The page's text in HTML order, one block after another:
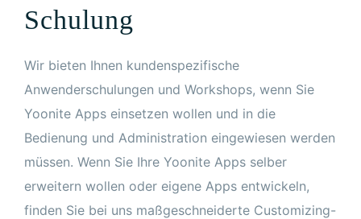
Schulung
Wir bieten Ihnen kundenspezifische
Anwenderschulungen und Workshops, wenn Sie
Yoonite Apps einsetzen wollen und in die
Bedienung und Administration eingewiesen werden
müssen. Wenn Sie Ihre Yoonite Apps selber
erweitern wollen oder eigene Apps entwickeln,
finden Sie bei uns maßgeschneiderte Customizing-